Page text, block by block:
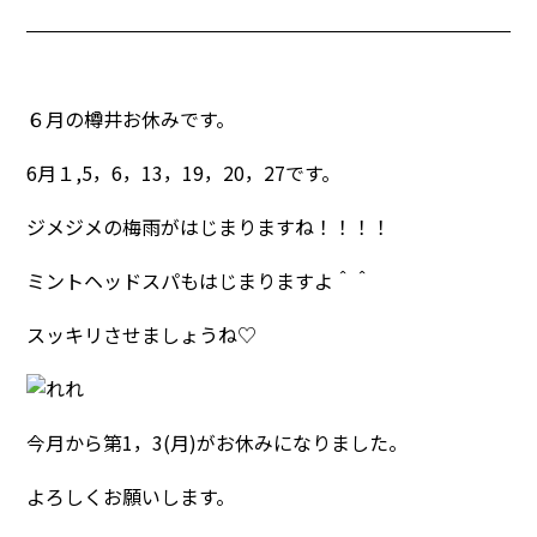
６月の樽井お休みです。
6月１,5，6，13，19，20，27です。
ジメジメの梅雨がはじまりますね！！！！
ミントヘッドスパもはじまりますよ＾＾
スッキリさせましょうね♡
今月から第1，3(月)がお休みになりました。
よろしくお願いします。